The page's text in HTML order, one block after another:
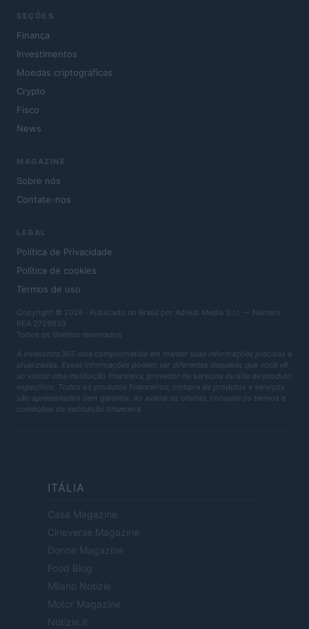
SEÇÕES
Finança
Investimentos
Moedas criptográficas
Crypto
Fisco
News
MAGAZINE
Sobre nós
Contate-nos
LEGAL
Política de Privacidade
Política de cookies
Termos de uso
Copyright © 2026 · Publicado no Brasil por AdHub Media S.r.l. — Número
REA 2729933
Todos os direitos reservados
A Investindo365 está comprometida em manter suas informações precisas e
atualizadas. Essas informações podem ser diferentes daquelas que você vê
ao visitar uma instituição financeira, provedor de serviços ou site de produto
específico. Todos os produtos financeiros, compra de produtos e serviços
são apresentados sem garantia. Ao avaliar as ofertas, consulte os termos e
condições da instituição financeira.
ITÁLIA
Casa Magazine
Cineverse Magazine
Donne Magazine
Food Blog
Milano Notizie
Motor Magazine
Notizie.it